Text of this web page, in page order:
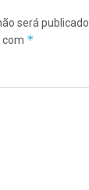
será publicado.
com *